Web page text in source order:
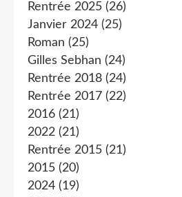
Rentrée 2025 (26)
Janvier 2024 (25)
Roman (25)
Gilles Sebhan (24)
Rentrée 2018 (24)
Rentrée 2017 (22)
2016 (21)
2022 (21)
Rentrée 2015 (21)
2015 (20)
2024 (19)